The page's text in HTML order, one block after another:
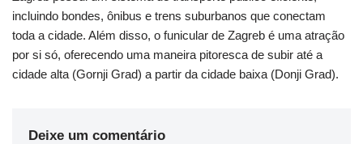
incluindo bondes, ônibus e trens suburbanos que conectam
toda a cidade. Além disso, o funicular de Zagreb é uma atração
por si só, oferecendo uma maneira pitoresca de subir até a
cidade alta (Gornji Grad) a partir da cidade baixa (Donji Grad).
Deixe um comentário